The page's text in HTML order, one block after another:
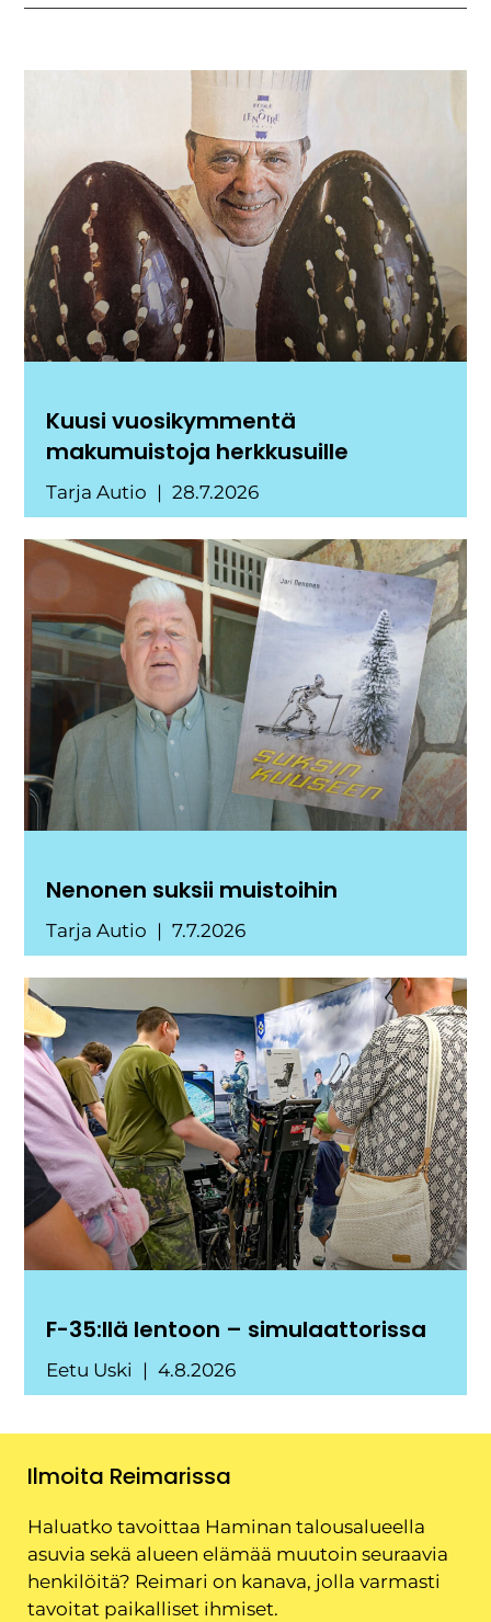
Kuusi vuosikymmentä
makumuistoja herkkusuille
Tarja Autio 28.7.2026
Nenonen suksii muistoihin
Tarja Autio 7.7.2026
F-35:llä lentoon – simulaattorissa
Eetu Uski 4.8.2026
Ilmoita Reimarissa
Haluatko tavoittaa Haminan talousalueella
asuvia sekä alueen elämää muutoin seuraavia
henkilöitä? Reimari on kanava, jolla varmasti
tavoitat paikalliset ihmiset.